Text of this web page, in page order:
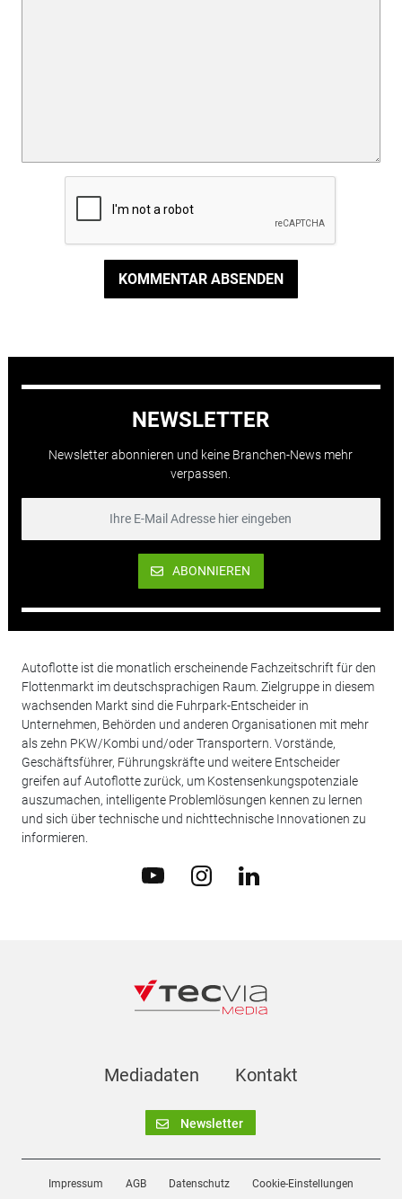
KOMMENTAR ABSENDEN
NEWSLETTER
Newsletter abonnieren und keine Branchen-News mehr
verpassen.
ABONNIEREN
Autoflotte ist die monatlich erscheinende Fachzeitschrift für den
Flottenmarkt im deutschsprachigen Raum. Zielgruppe in diesem
wachsenden Markt sind die Fuhrpark-Entscheider in
Unternehmen, Behörden und anderen Organisationen mit mehr
als zehn PKW/Kombi und/oder Transportern. Vorstände,
Geschäftsführer, Führungskräfte und weitere Entscheider
greifen auf Autoflotte zurück, um Kostensenkungspotenziale
auszumachen, intelligente Problemlösungen kennen zu lernen
und sich über technische und nichttechnische Innovationen zu
informieren.
Mediadaten Kontakt
Newsletter
Impressum AGB Datenschutz Cookie-Einstellungen